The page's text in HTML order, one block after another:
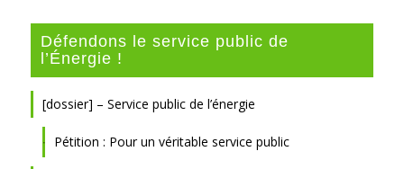
Défendons le service public de
l’Énergie !
[dossier] – Service public de l’énergie
Pétition : Pour un véritable service public